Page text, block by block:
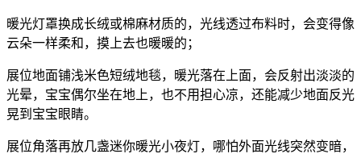
暖光灯罩换成长绒或棉麻材质的，光线透过布料时，会变得像
云朵一样柔和，摸上去也暖暖的；
展位地面铺浅米色短绒地毯，暖光落在上面，会反射出淡淡的
光晕，宝宝偶尔坐在地上，也不用担心凉，还能减少地面反光
晃到宝宝眼睛。
展位角落再放几盏迷你暖光小夜灯，哪怕外面光线突然变暗，